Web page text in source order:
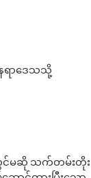
ရာဒေသသို့
တွင်မဆို သက်တမ်းတိုး